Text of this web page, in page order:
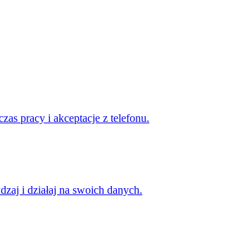
pracy i akceptacje z telefonu.
i działaj na swoich danych.